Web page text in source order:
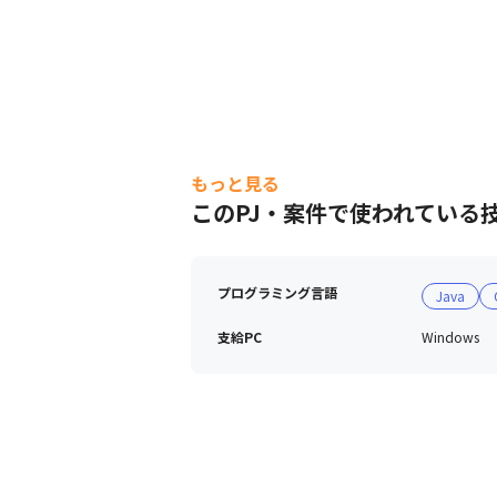
もっと見る
このPJ・案件で使われている
プログラミング言語 Java
支給PC Windows